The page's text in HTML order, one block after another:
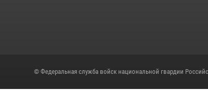
© Федеральная служба войск национальной гвардии